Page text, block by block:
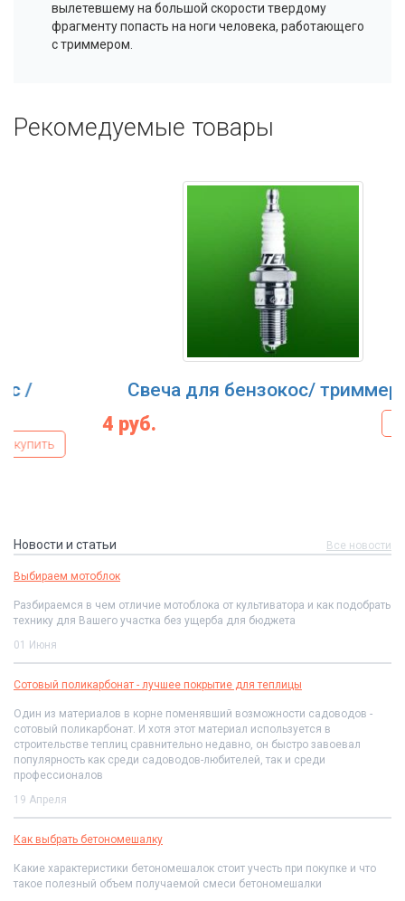
вылетевшему на большой скорости твердому
фрагменту попасть на ноги человека, работающего
с триммером.
Рекомедуемые товары
Маска-сеточка для бензокос /
триммеров
руб.
Новости и статьи Все новости
Выбираем мотоблок
Разбираемся в чем отличие мотоблока от культиватора и как подобрать
технику для Вашего участка без ущерба для бюджета
01 Июня
Сотовый поликарбонат - лучшее покрытие для теплицы
Один из материалов в корне поменявший возможности садоводов -
сотовый поликарбонат. И хотя этот материал используется в
строительстве теплиц сравнительно недавно, он быстро завоевал
популярность как среди садоводов-любителей, так и среди
профессионалов
19 Апреля
Как выбрать бетономешалку
Какие характеристики бетономешалок стоит учесть при покупке и что
такое полезный объем получаемой смеси бетономешалки